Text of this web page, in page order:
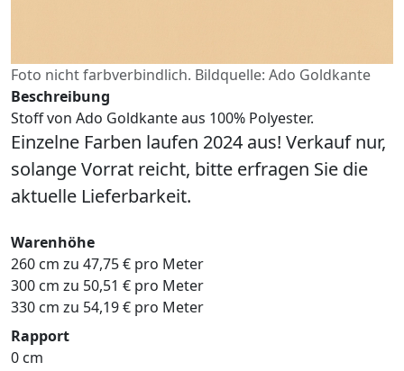
Foto nicht farbverbindlich. Bildquelle: Ado Goldkante
Beschreibung
Stoff von Ado Goldkante aus 100% Polyester.
Einzelne Farben laufen 2024 aus! Verkauf nur,
solange Vorrat reicht, bitte erfragen Sie die
aktuelle Lieferbarkeit.
Warenhöhe
260 cm zu 47,75 € pro Meter
300 cm zu 50,51 € pro Meter
330 cm zu 54,19 € pro Meter
Rapport
0 cm